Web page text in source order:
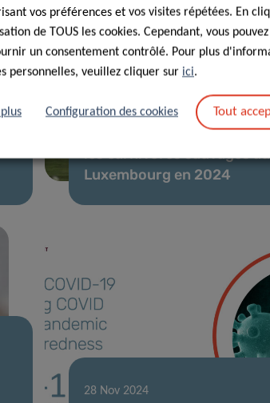
21 Fév 2025
Pas de grippe aviaire
les carnivores sauvages au
Luxembourg en 2024
28 Nov 2024
vos préférences et vos visites répétées. En
de TOUS les cookies. Cependant, vous
un consentement contrôlé. Pour plus
personnelles, veuillez cliquer sur ici.
Configuration des cookies Tout